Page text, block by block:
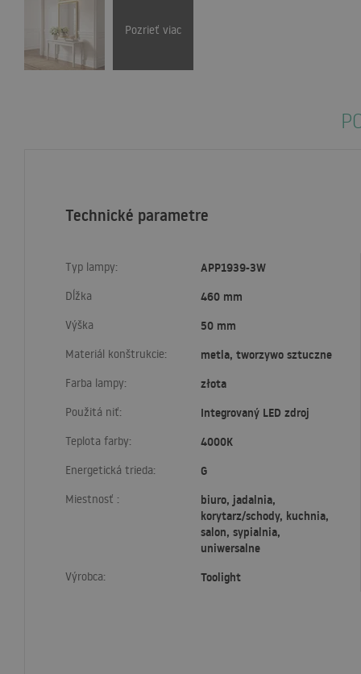
Pozrieť viac
Technické parametre
Typ lampy: APP1939-3W
Dĺžka 460 mm
Výška 50 mm
Materiál konštrukcie: metla, tworzywo sztuczne
Farba lampy: złota
Použitá niť: Integrovaný LED zdroj
Teplota farby: 4000K
Energetická trieda: G
Miestnosť :
biuro, jadalnia,
korytarz/schody, kuchnia,
salon, sypialnia,
uniwersalne
Výrobca: Toolight